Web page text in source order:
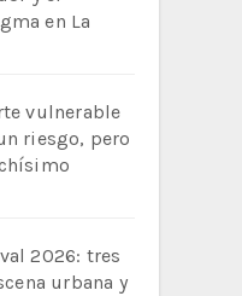
en La
vulnerable
riesgo, pero
2026: tres
urbana y